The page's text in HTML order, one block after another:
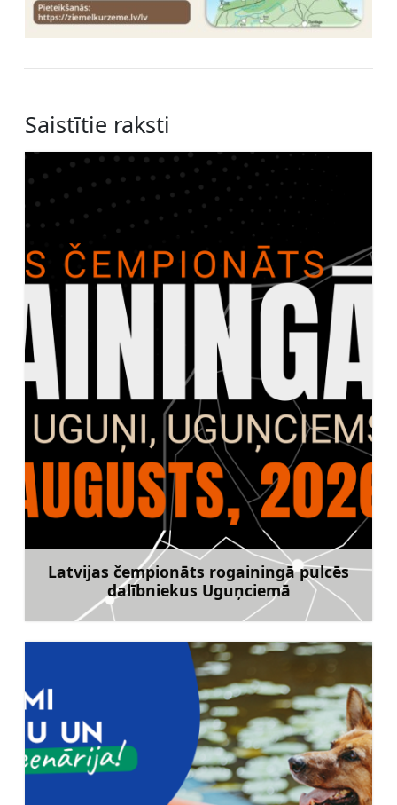
Saistītie raksti
Latvijas čempionāts rogainingā pulcēs
dalībniekus Uguņciemā
Uzzināt vairāk